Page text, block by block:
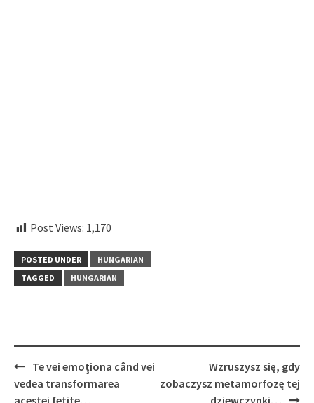
Post Views: 1,170
POSTED UNDER
HUNGARIAN
TAGGED
HUNGARIAN
Post
navigation
Te vei emoționa când vei
vedea transformarea
acestei fetițe…
Wzruszysz się, gdy
zobaczysz metamorfozę tej
dziewczynki…